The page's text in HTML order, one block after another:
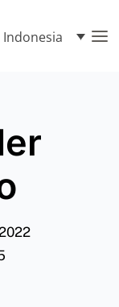
Indonesia